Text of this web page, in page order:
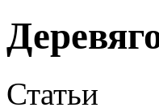
Статьи